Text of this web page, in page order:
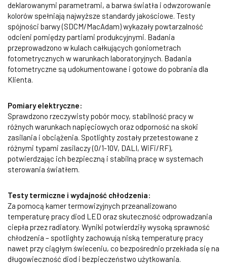
deklarowanymi parametrami, a barwa światła i odwzorowanie
kolorów spełniają najwyższe standardy jakościowe. Testy
spójności barwy (SDCM/MacAdam) wykazały powtarzalność
odcieni pomiędzy partiami produkcyjnymi. Badania
przeprowadzono w kulach całkujących goniometrach
fotometrycznych w warunkach laboratoryjnych. Badania
fotometryczne są udokumentowane i gotowe do pobrania dla
Klienta.
Pomiary elektryczne:
Sprawdzono rzeczywisty pobór mocy, stabilność pracy w
różnych warunkach napięciowych oraz odporność na skoki
zasilania i obciążenia. Spotlighty zostały przetestowane z
różnymi typami zasilaczy (0/1-10V, DALI, WiFi/RF),
potwierdzając ich bezpieczną i stabilną pracę w systemach
sterowania światłem.
Testy termiczne i wydajność chłodzenia:
Za pomocą kamer termowizyjnych przeanalizowano
temperaturę pracy diod LED oraz skuteczność odprowadzania
ciepła przez radiatory. Wyniki potwierdziły wysoką sprawność
chłodzenia – spotlighty zachowują niską temperaturę pracy
nawet przy ciągłym świeceniu, co bezpośrednio przekłada się na
długowieczność diod i bezpieczeństwo użytkowania.